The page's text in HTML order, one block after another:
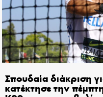
Σπουδαία διάκριση
κατέκτησε την